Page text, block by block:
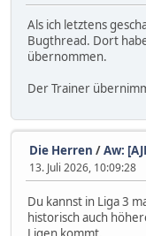
Als ich letztens
Bugthread. Dort
übernommen.
Der Trainer
Die Herren /Aw:
13. Juli 2026, 10:09:28
Du kannst in Liga 3
historisch auch